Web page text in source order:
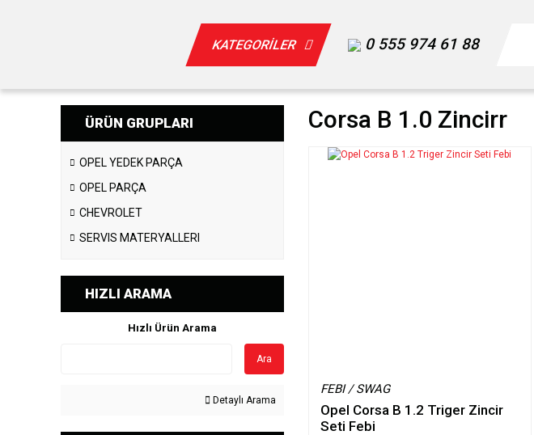
KATEGORİLER 0 555 974 61 88
ÜRÜN GRUPLARI
OPEL YEDEK PARÇA
OPEL PARÇA
CHEVROLET
SERVIS MATERYALLERI
HIZLI ARAMA
Hızlı Ürün Arama
Ara
Detaylı Arama
Corsa B 1.0 Zincirr
FEBI / SWAG
Opel Corsa B 1.2 Triger Zincir
Seti Febi